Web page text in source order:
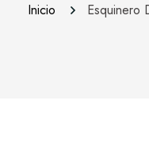
Inicio Esquinero